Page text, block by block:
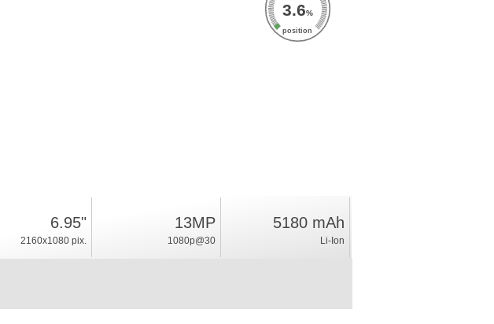
3.6%
position
6.95"
2160x1080 pix.
13MP
1080p@30
5180 mAh
Li-Ion